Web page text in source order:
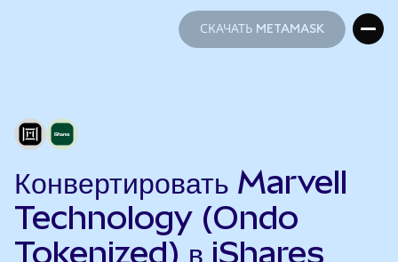
СКАЧАТЬ METAMASK
Конвертировать Marvell
Technology (Ondo
Tokenized) в iShares